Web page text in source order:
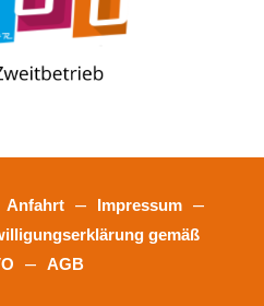
Anfahrt – Impressum –
gemäß
–AGB